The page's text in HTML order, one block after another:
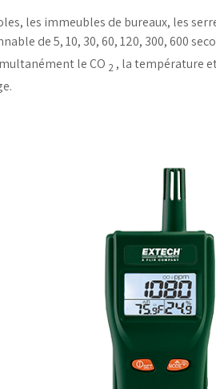
les immeubles de bureaux, les
de 5, 10, 30, 60, 120, 300, 600
le CO 2 , la température